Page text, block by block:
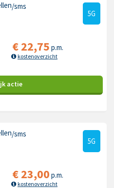
/sms
5G
€22,75 p.m.
kostenoverzicht
actie
/sms
5G
€23,00 p.m.
kostenoverzicht